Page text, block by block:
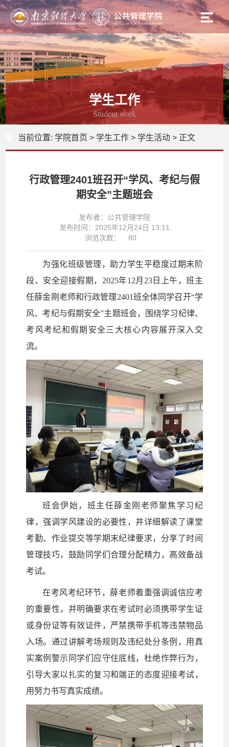
学生工作
Student work
当前位置: 学院首页 > 学生工作 > 学生活动 > 正文
行政管理2401班召开“学风、考纪与假
期安全”主题班会
发布者：公共管理学院
发布时间：2025年12月24日 13:11
浏览次数：
80
为强化班级管理，助力学生平稳度过期末阶
段、安全迎接假期，2025年12月23日上午，班主
任薛金刚老师和行政管理2401班全体同学召开“学
风、考纪与假期安全”主题班会，围绕学习纪律、
考风考纪和假期安全三大核心内容展开深入交
流。
班会伊始，班主任薛金刚老师聚焦学习纪
律，强调学风建设的必要性，并详细解读了课堂
考勤、作业提交等学期末纪律要求，分享了时间
管理技巧，鼓励同学们合理分配精力，高效备战
考试。
在考风考纪环节，薛老师着重强调诚信应考
的重要性，并明确要求在考试时必须携带学生证
或身份证等有效证件，严禁携带手机等违禁物品
入场。通过讲解考场规则及违纪处分条例，用真
实案例警示同学们应守住底线，杜绝作弊行为，
引导大家以扎实的复习和端正的态度迎接考试，
用努力书写真实成绩。